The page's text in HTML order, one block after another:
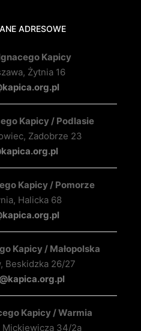
ADRESOWE
Kapicy
Żytnia 16
Kapicy / Podlasie
Zadobrze 23
Kapicy / Pomorze
Halicka 68
Kapicy / Małopolska
Beskidzka 26/27
Kapicy / Warmia
Mickiewicza 34/2a